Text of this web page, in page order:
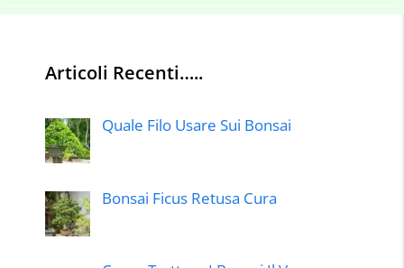
Articoli Recenti…..
Quale Filo Usare Sui Bonsai
Bonsai Ficus Retusa Cura